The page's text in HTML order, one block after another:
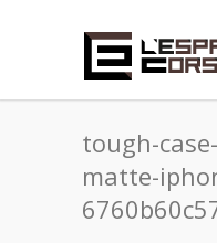
tough-
matte-